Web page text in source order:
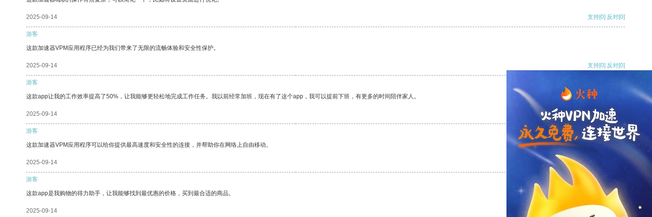
2025-09-14 支持[0] 反对[0]
游客
这款加速器VPM应用程序已经为我们带来了无限的流畅体验和安全性保护。
2025-09-14 支持[0] 反对[0]
游客
这款app让我的工作效率提高了50%，让我能够更轻松地完成工作任务。我以前经常加班，现在有了这个app，我可以提前下班，有更多的时间陪伴家人。
2025-09-14 支持[0] 反对
游客
这款加速器VPM应用程序可以给你提供最高速度和安全性的连接，并帮助你在网络上自由移动。
2025-09-14 支持
游客
这款app是我购物的得力助手，让我能够找到最优惠的价格，买到最合适的商品。
2025-09-14 反对 [0]